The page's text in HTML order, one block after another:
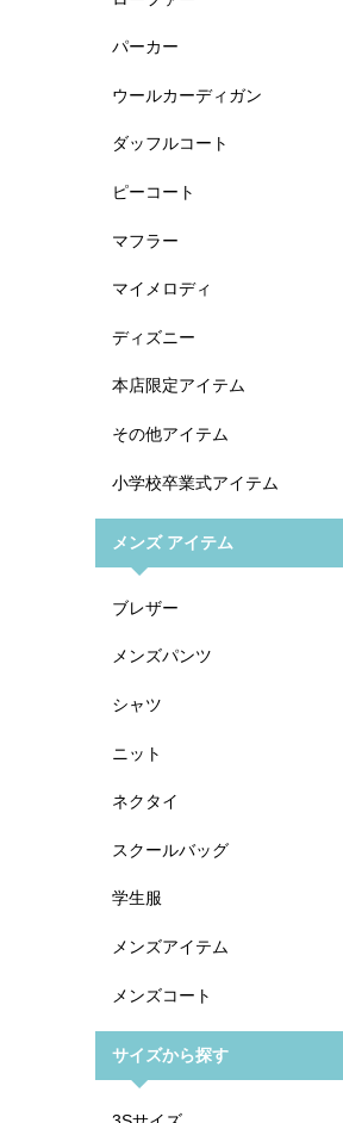
パーカー
ウールカーディガン
ダッフルコート
ピーコート
マフラー
マイメロディ
ディズニー
本店限定アイテム
その他アイテム
小学校卒業式アイテム
メンズ アイテム
ブレザー
メンズパンツ
シャツ
ニット
ネクタイ
スクールバッグ
学生服
メンズアイテム
メンズコート
サイズから探す